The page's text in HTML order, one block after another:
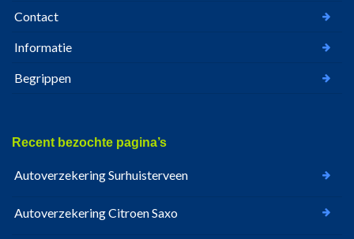
Contact
Informatie
Begrippen
Recent bezochte pagina’s
Autoverzekering Surhuisterveen
Autoverzekering Citroen Saxo